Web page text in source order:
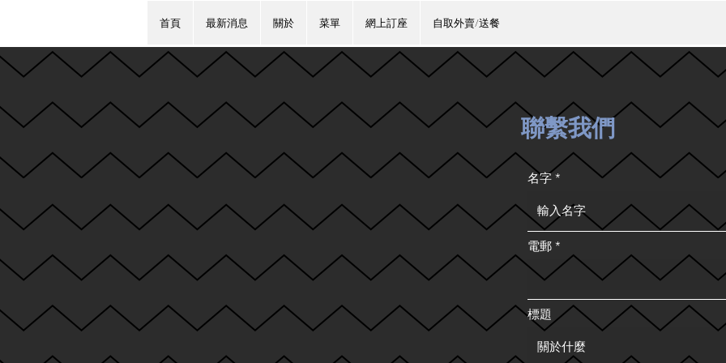
首頁 最新消息 關於 菜單 網上訂座 自取外賣/送餐
聯繫我們
名字
電郵
標題